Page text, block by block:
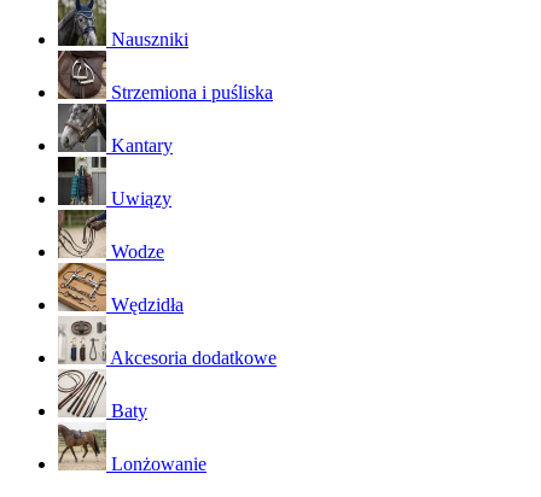
Nauszniki
Strzemiona i puśliska
Kantary
Uwiązy
Wodze
Wędzidła
Akcesoria dodatkowe
Baty
Lonżowanie